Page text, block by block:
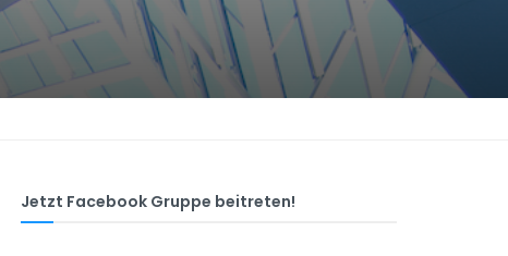
Jetzt Facebook Gruppe beitreten!